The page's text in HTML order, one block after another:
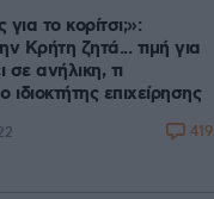
το κορίτσι;»:
Κρήτη ζητά... τιμή για
ανήλικη, τι
ιδιοκτήτης επιχείρησης
419